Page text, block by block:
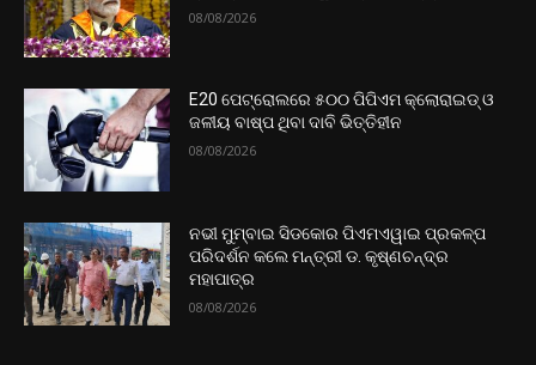
08/08/2026
E20 ପେଟ୍ରୋଲରେ ୫୦୦ ପିପିଏମ କ୍ଲୋରାଇଡ୍ ଓ
ଜଳୀୟ ବାଷ୍ପ ଥିବା ଦାବି ଭିତ୍ତିହୀନ
08/08/2026
ନଭୀ ମୁମ୍ବାଇ ସିଡକୋର ପିଏମଏୱାଇ ପ୍ରକଳ୍ପ
ପରିଦର୍ଶନ କଲେ ମନ୍ତ୍ରୀ ଡ. କୃଷ୍ଣଚନ୍ଦ୍ର
ମହାପାତ୍ର
08/08/2026